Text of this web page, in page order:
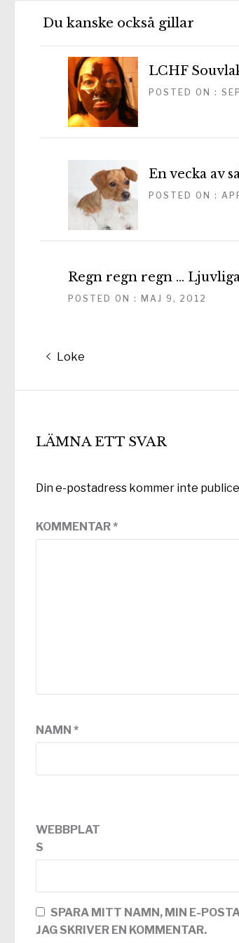
Du kanske också gillar
LCHF
POSTED ON :
En vecka av
POSTED ON :
Regn regn regn …
POSTED ON : MAJ 9, 2012
Inläggsnavigering
Föregående
Loke
LÄMNA ETT SVAR
Din e-postadress kommer inte
KOMMENTAR*
NAMN *
WEBBPLAT
S
SPARA MITT NAMN, MIN E-
JAG SKRIVER EN KOMMENTAR.